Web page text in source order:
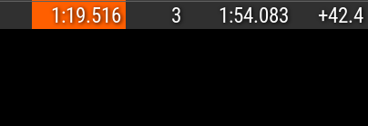
1:19.516 3 1:54.083 +42.4